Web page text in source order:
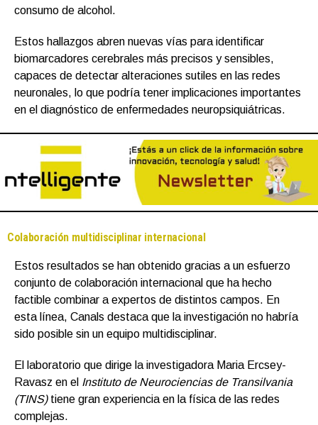
consumo de alcohol.
Estos hallazgos abren nuevas vías para identificar
biomarcadores cerebrales más precisos y sensibles,
capaces de detectar alteraciones sutiles en las redes
neuronales, lo que podría tener implicaciones importantes
en el diagnóstico de enfermedades neuropsiquiátricas.
Colaboración multidisciplinar internacional
Estos resultados se han obtenido gracias a un esfuerzo
conjunto de colaboración internacional que ha hecho
factible combinar a expertos de distintos campos. En
esta línea, Canals destaca que la investigación no habría
sido posible sin un equipo multidisciplinar.
El laboratorio que dirige la investigadora Maria Ercsey-
Ravasz en el Instituto de Neurociencias de Transilvania
(TINS)tiene gran experiencia en la física de las redes
complejas.